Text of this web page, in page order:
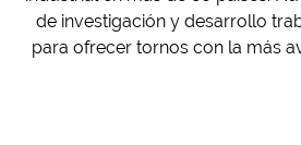
de investigación y desarrollo
para ofrecer tornos con la más